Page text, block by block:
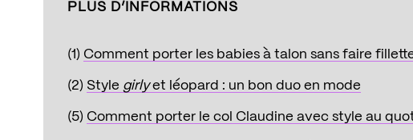
PLUS D’INFORMATIONS
(1) Comment porter les babies à talon sans faire
(2) Style girlyet léopard : un bon duo en mode
(5) Comment porter le col Claudine avec style au